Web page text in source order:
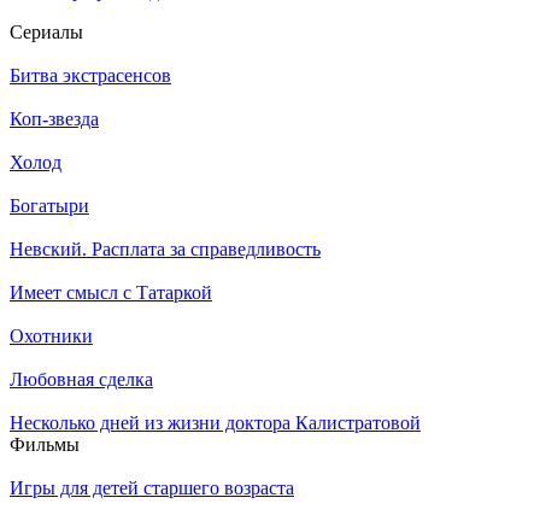
Се­риа­лы
Битва экстрасенсов
Коп-звезда
Холод
Богатыри
Невский. Расплата за справедливость
Имеет смысл с Татаркой
Охотники
Любовная сделка
Несколько дней из жизни доктора Калистратовой
Филь­мы
Игры для детей старшего возраста